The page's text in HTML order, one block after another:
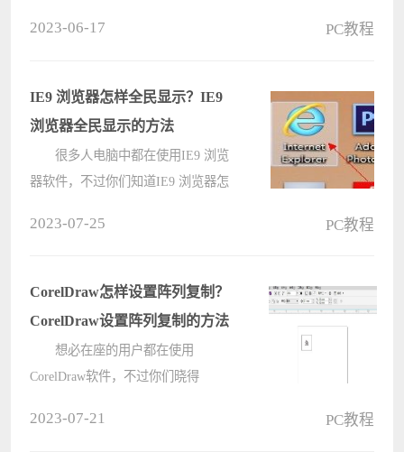
进行播放的时候，使用的edge浏览器
却????
2023-06-17 PC教程
IE9 浏览器怎样全民显示？IE9
浏览器全民显示的方法
很多人电脑中都在使用IE9 浏览
器软件，不过你们知道IE9 浏览器怎
IE9 浏览器怎样全民显示?IE9 浏览
2023-07-25 PC教程
CorelDraw怎样设置阵列复制？
CorelDraw设置阵列复制的方法
想必在座的用户都在使用
CorelDraw软件，不过你们晓得
2023-07-21 PC教程